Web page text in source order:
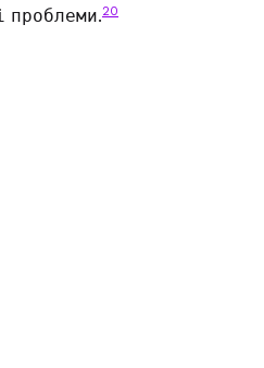
проблеми.20